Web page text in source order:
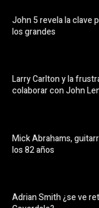
John 5 revela la clave
los grandes
Larry Carlton y la
colaborar con John
Mick Abrahams,
los 82 años
Adrian Smith ¿se ve